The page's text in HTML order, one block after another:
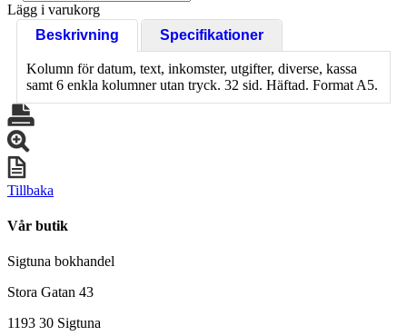
Lägg i varukorg
Beskrivning
Specifikationer
Kolumn för datum, text, inkomster, utgifter, diverse, kassa
samt 6 enkla kolumner utan tryck. 32 sid. Häftad. Format A5.
Tillbaka
Vår butik
Sigtuna bokhandel
Stora Gatan 43
1193 30 Sigtuna